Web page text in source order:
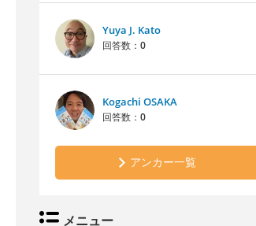
Yuya J. Kato
回答数： 0
Kogachi OSAKA
回答数： 0
アンカー一覧
メニュー